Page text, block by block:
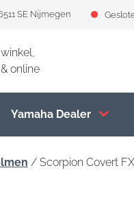
SE Nijmegen
online
Yamaha Dealer
/ Scorpion Covert